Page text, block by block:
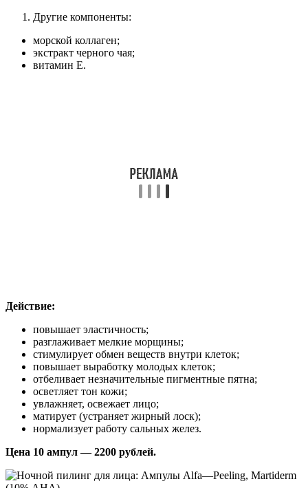
Другие компоненты:
морской коллаген;
экстракт черного чая;
витамин Е.
Действие:
повышает эластичность;
разглаживает мелкие морщины;
стимулирует обмен веществ внутри клеток;
повышает выработку молодых клеток;
отбеливает незначительные пигментные пятна;
осветляет тон кожи;
увлажняет, освежает лицо;
матирует (устраняет жирный лоск);
нормализует работу сальных желез.
Цена 10 ампул — 2200 рублей.